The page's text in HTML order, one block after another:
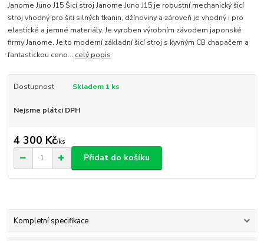
Janome Juno J15 Šicí stroj Janome Juno J15 je robustní mechanický šicí
stroj vhodný pro šití silných tkanin, džínoviny a zároveň je vhodný i pro
elastické a jemné materiály. Je vyroben výrobním závodem japonské
firmy Janome. Je to moderní základní šicí stroj s kyvným CB chapačem a
fantastickou ceno... celý popis
Dostupnost Skladem 1 ks
Nejsme plátci DPH
4 300 Kč/ks
Přidat do košíku
Kompletní specifikace